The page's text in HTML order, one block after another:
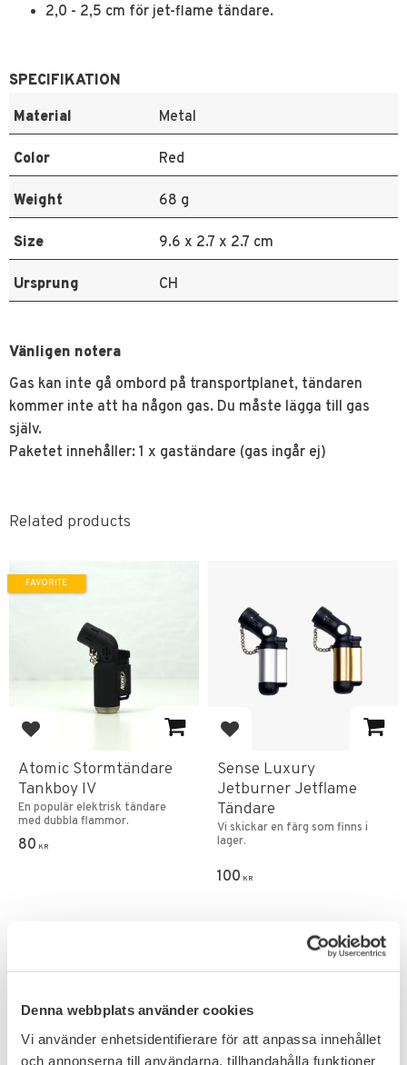
Denna webbplats använder cookies
Vi använder enhetsidentifierare för att anpassa innehållet
och annonserna till användarna, tillhandahålla funktioner
2,0 - 2,5 cm för jet-flame tändare.
SPECIFIKATION
Material
Metal
Color Red
Weight 68 g
Size 9.6 x 2.7 x 2.7 cm
Ursprung CH
Vänligen notera
Gas kan inte gå ombord på transportplanet, tändaren
kommer inte att ha någon gas. Du måste lägga till gas
själv.
Paketet innehåller: 1 x gaständare (gas ingår ej)
Related products
Add to favorites
Atomic Stormtändare
Tankboy IV
En populär elektrisk tändare
med dubbla flammor.
80 KR
FAVORITE
Add to favorites
Sense Luxury
Jetburner Jetflame
Tändare
Vi skickar en färg som finns i
lager.
100 KR